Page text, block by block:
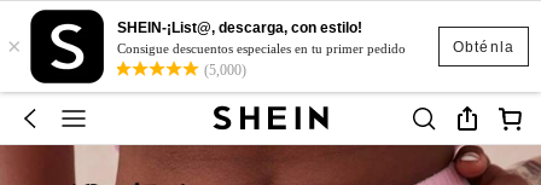
Obténla
×
SHEIN-¡List@, descarga, con estilo!
Consigue descuentos especiales en tu primer pedido
(5,000)